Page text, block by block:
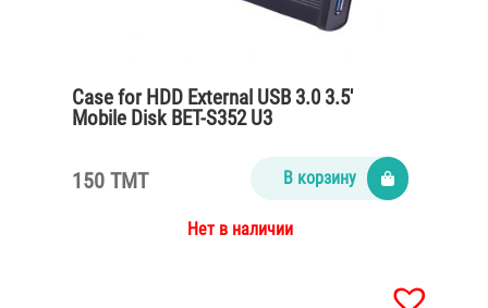
Case for HDD External USB 3.0 3.5′
Mobile Disk BET-S352 U3
150 TMT В корзину
Нет в наличии